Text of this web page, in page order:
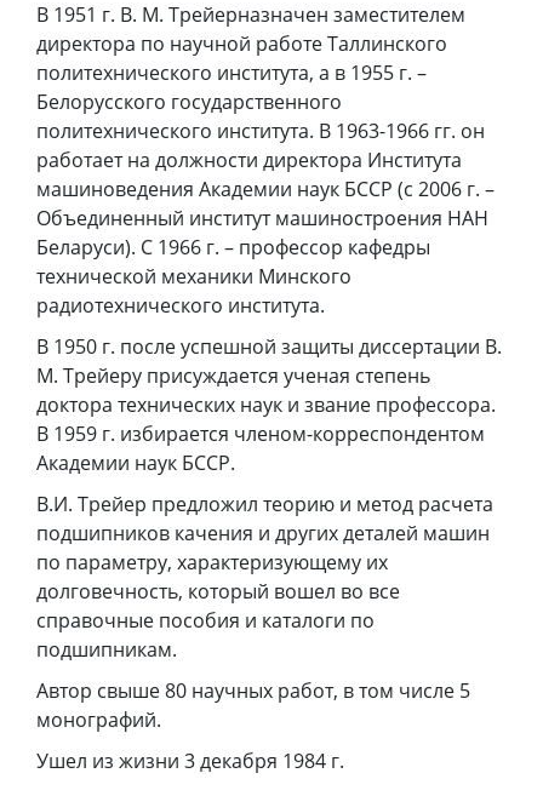
В 1951 г. В. М. Трейерназначен заместителем
директора по научной работе Таллинского
политехнического института, а в 1955 г. –
Белорусского государственного
политехнического института. В 1963-1966 гг. он
работает на должности директора Института
машиноведения Академии наук БССР (с 2006 г. –
Объединенный институт машиностроения НАН
Беларуси). С 1966 г. – профессор кафедры
технической механики Минского
радиотехнического института.
В 1950 г. после успешной защиты диссертации В.
М. Трейеру присуждается ученая степень
доктора технических наук и звание профессора.
В 1959 г. избирается членом-корреспондентом
Академии наук БССР.
В.И. Трейер предложил теорию и метод расчета
подшипников качения и других деталей машин
по параметру, характеризующему их
долговечность, который вошел во все
справочные пособия и каталоги по
подшипникам.
Автор свыше 80 научных работ, в том числе 5
монографий.
Ушел из жизни 3 декабря 1984 г.